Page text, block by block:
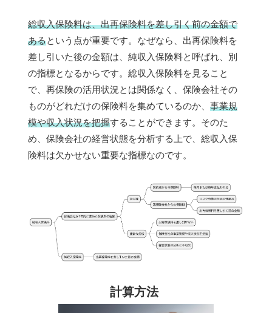
総収入保険料は、出再保険料を差し引く前の金額で
あるという点が重要です。なぜなら、出再保険料を
差し引いた後の金額は、純収入保険料と呼ばれ、別
の指標となるからです。総収入保険料を見ること
で、再保険の活用状況とは関係なく、保険会社その
ものがどれだけの保険料を集めているのか、 事業規
模や収入状況を把握することができます。そのた
め、保険会社の経営状態を分析する上で、総収入保
険料は欠かせない重要な指標なのです。
計算方法